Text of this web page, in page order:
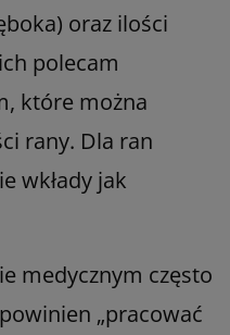
oraz ilości
polecam
które można
rany. Dla ran
wkłady jak
medycznym często
„pracować